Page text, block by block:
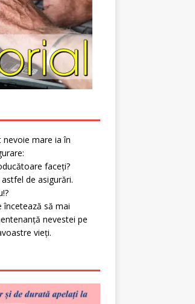
mare ia în
faceți?
de asigurări.
încetează să mai
nevestei pe
vieți.